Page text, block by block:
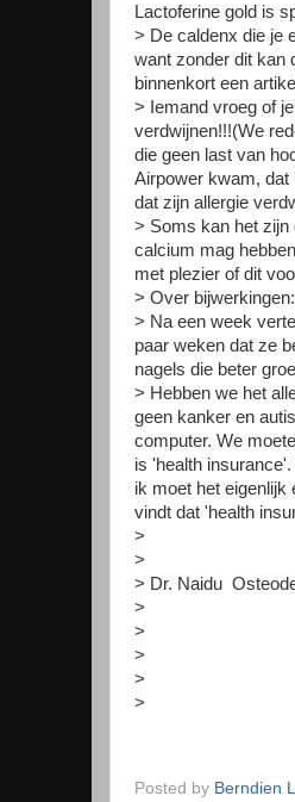
Lactoferine gold is
> De caldenx die je
want zonder dit kan
binnenkort een
> Iemand vroeg of
verdwijnen!!!(We
die geen last van
Airpower kwam, dat
dat zijn allergie
> Soms kan het zijn
calcium mag
met plezier of dit
> Over
> Na een week
paar weken dat ze
nagels die beter
> Hebben we het
geen kanker en
computer. We
is 'health
ik moet het eigenlijk
vindt dat 'health
>
>
> Dr. Naidu
>
>
>
>
>
Posted by Berndien